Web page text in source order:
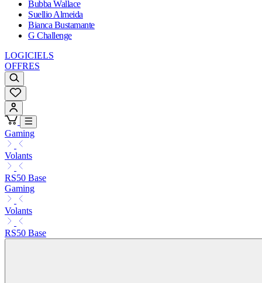
Bubba Wallace
Suellio Almeida
Bianca Bustamante
G Challenge
LOGICIELS
OFFRES
Gaming
Volants
RS50 Base
Gaming
Volants
RS50 Base